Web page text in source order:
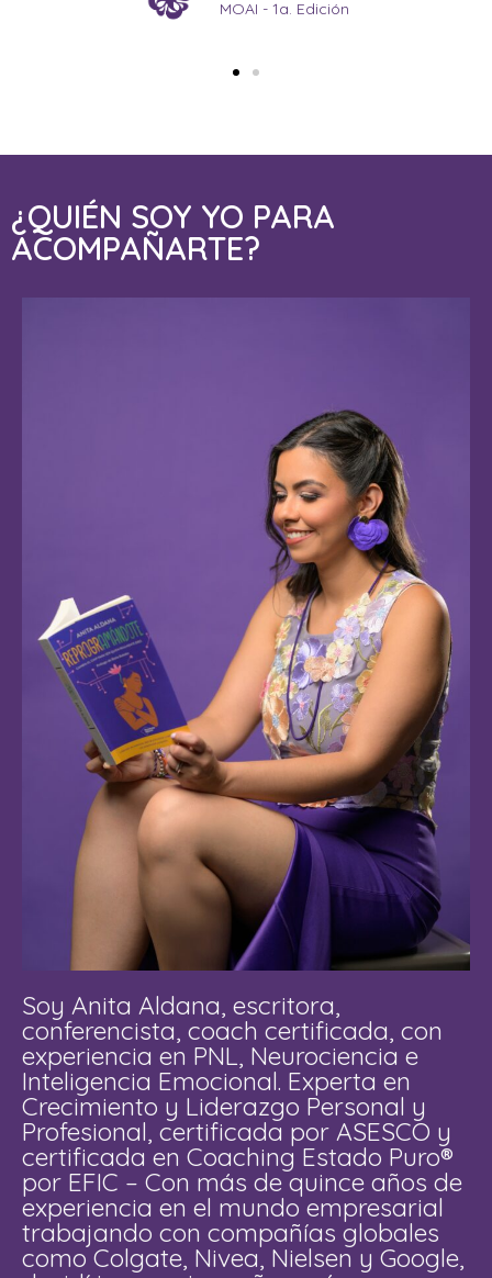
MOAI - 1a. Edición
¿QUIÉN SOY YO PARA
ACOMPAÑARTE?
Soy Anita Aldana, escritora,
conferencista, coach certificada, con
experiencia en PNL, Neurociencia e
Inteligencia Emocional. Experta en
Crecimiento y Liderazgo Personal y
Profesional, certificada por ASESCO y
certificada en Coaching Estado Puro®
por EFIC – Con más de quince años de
experiencia en el mundo empresarial
trabajando con compañías globales
como Colgate, Nivea, Nielsen y Google,